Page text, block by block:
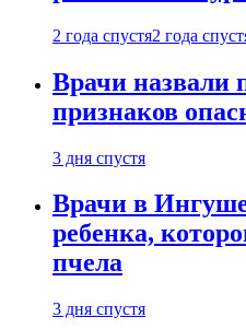
2 года спустя2 года
Врачи назвали
признаков
3 дня спустя
Врачи в
ребенка,
пчела
3 дня спустя